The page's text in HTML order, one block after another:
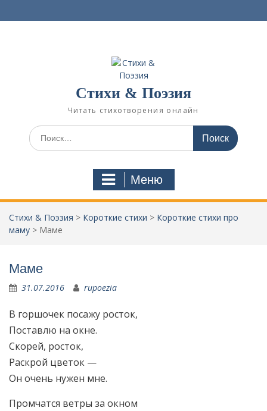
е
о
Стихи & Поэзия
Читать стихотворения онлайн
И
с
Меню
Стихи & Поэзия > Короткие стихи > Короткие стихи про
маму > Маме
Маме
31.07.2016 rupoezia
В горшочек посажу росток,
Поставлю на окне.
Скорей, росток,
Раскрой цветок —
Он очень нужен мне.
Промчатся ветры за окном